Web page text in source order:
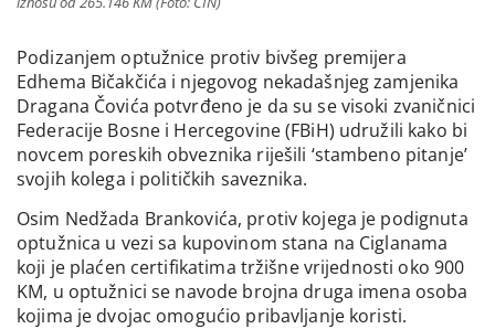
Podizanjem optužnice protiv bivšeg premijera
Edhema Bičakčića i njegovog nekadašnjeg zamjenika
Dragana Čovića potvrđeno je da su se visoki zvaničnici
Federacije Bosne i Hercegovine (FBiH) udružili kako bi
novcem poreskih obveznika riješili ‘stambeno pitanje’
svojih kolega i političkih saveznika.
Osim Nedžada Brankovića, protiv kojega je podignuta
optužnica u vezi sa kupovinom stana na Ciglanama
koji je plaćen certifikatima tržišne vrijednosti oko 900
KM, u optužnici se navode brojna druga imena osoba
kojima je dvojac omogućio pribavljanje koristi.